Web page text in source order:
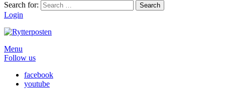
Search for:
Search
Login
Menu
Follow us
facebook
youtube